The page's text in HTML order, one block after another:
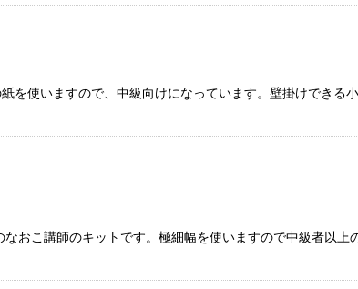
いますので、中級向けになっています。壁掛けでき
講師のキットです。極細幅を使いますので中級者以上